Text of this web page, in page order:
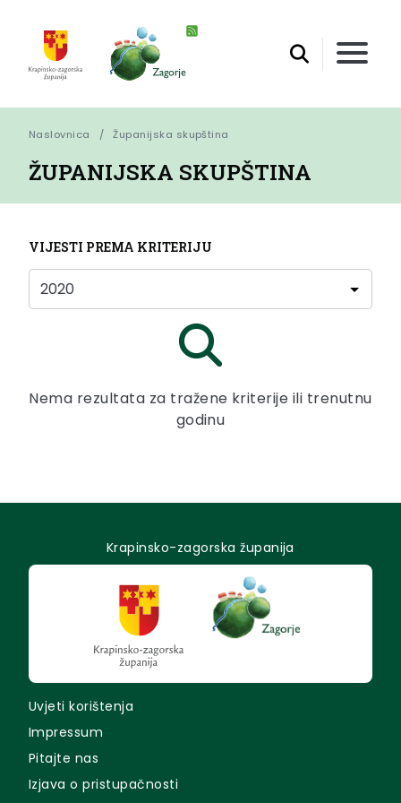
Naslovnica Županijska skupština
ŽUPANIJSKA SKUPŠTINA
VIJESTI PREMA KRITERIJU
Nema rezultata za tražene kriterije ili trenutnu
godinu
Krapinsko-zagorska županija
Uvjeti korištenja
Impressum
Pitajte nas
Izjava o pristupačnosti